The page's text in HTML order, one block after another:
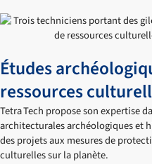
Études
ressources
Tetra Tech propose son expertise
architecturales archéologiques et
des projets aux mesures de
culturelles sur la planète.